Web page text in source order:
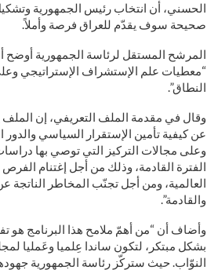
الحسني، أن انتخاب رئيس الجمهورية
صحيحة سوف يقدّم للعراق فرصة وأملاً.
المرشح المستقل لرئاسة الجمهورية أوضح
“معطيات علم الإستشراف الإستراتيجي
النطاق”.
وقال في مقدمة الملف التعريفي، إن
عن كيفية تأمين الإستقرار السياسي والدور
وعلى مجالات التركيز التي توصي بها
الفترة القادمة، وذلك من أجل إغتنام
العالمية، ومن أجل تجنّب المخاطر الناتجة
والقادمة”.
وأضاف أن “من أهمّ ملامح هذا البرنامج هو
بشكل مبتكر، لتكون ساندا عِلميا وعَمليا
النوّاب. حيث ستركّز رئاسة الجمهورية